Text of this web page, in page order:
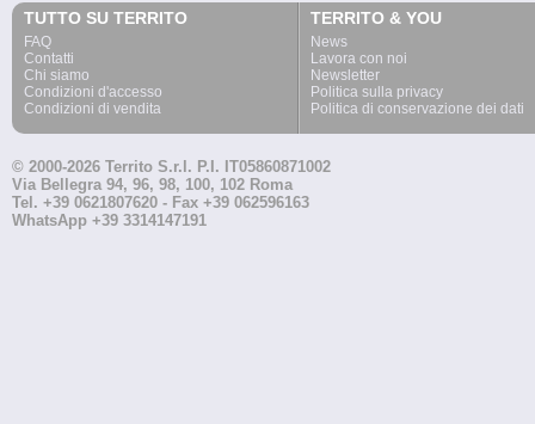
TUTTO SU TERRITO
FAQ
Contatti
Chi siamo
Condizioni d'accesso
Condizioni di vendita
TERRITO & YOU
News
Lavora con noi
Newsletter
Politica sulla privacy
Politica di conservazione dei dati
© 2000-2026 Territo S.r.l. P.I. IT05860871002
Via Bellegra 94, 96, 98, 100, 102 Roma
Tel. +39 0621807620 - Fax +39 062596163
WhatsApp +39 3314147191